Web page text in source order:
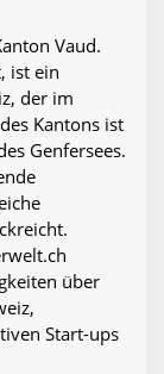
Vaud.
ist ein
der im
Kantons ist
Genfersees.
über
Start-ups